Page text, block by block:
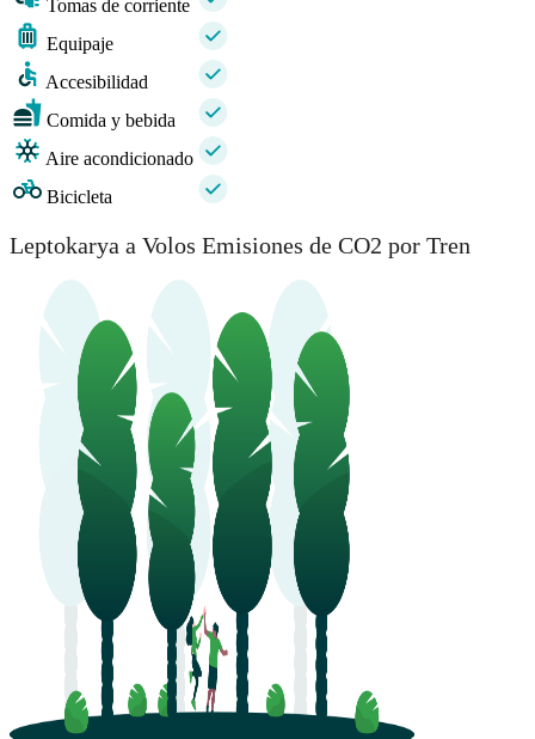
Tomas de corriente
Equipaje
Accesibilidad
Comida y bebida
Aire acondicionado
Bicicleta
Leptokarya a Volos Emisiones de CO2 por Tren